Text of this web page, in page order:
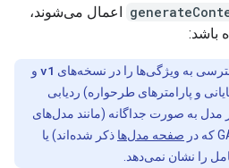
اعمال می‌شوند،
باشد:
به ویژگی‌ها را در نسخه‌های v1 و
و پارامترهای طرحواره) ردیابی
مدل به صورت جداگانه (مانند مدل‌های
صفحه مدل‌ها ذکر شده‌اند) یا
را نشان نمی‌دهد.